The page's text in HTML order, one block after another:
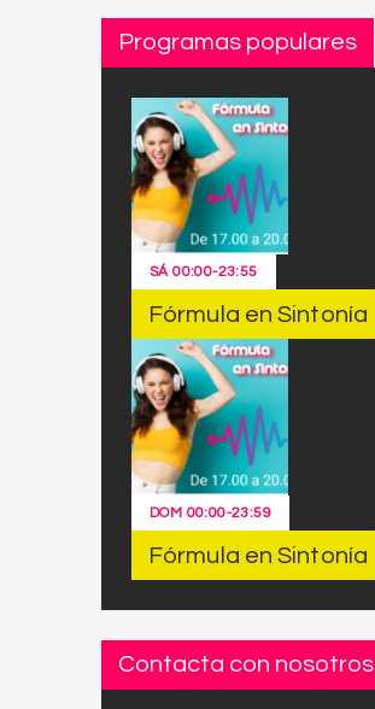
Programas populares
SÁ00:00-23:55
Fórmula en Sintonía
DOM 00:00-23:59
Fórmula en Sintonía
Contacta con nosotros